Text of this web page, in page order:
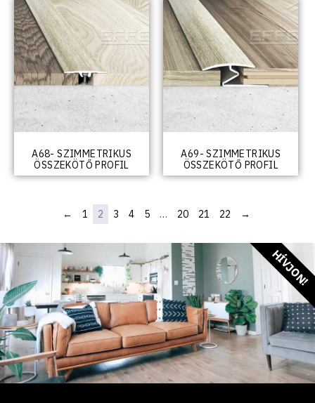
A68- SZIMMETRIKUS
ÖSSZEKÖTŐ PROFIL
A69- SZIMMETRIKUS
ÖSSZEKÖTŐ PROFIL
← 1 2 3 4 5 … 20 21 22 →
HÍVJON!